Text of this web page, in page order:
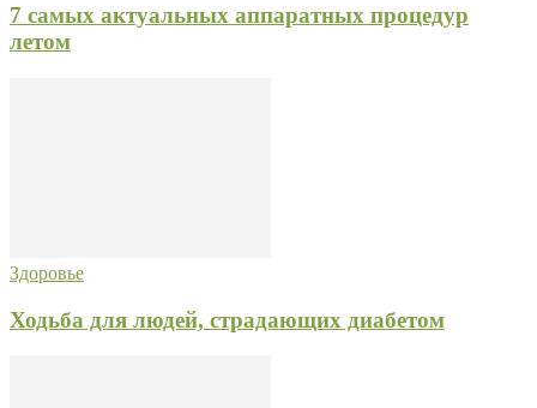
7 самых актуальных аппаратных процедур
летом
Здоровье
Ходьба для людей, страдающих диабетом